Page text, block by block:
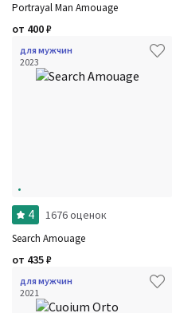
Portrayal Man Amouage
от 400₽
для мужчин
2023
4 1676 оценок
Search Amouage
от 435₽
для мужчин
2021